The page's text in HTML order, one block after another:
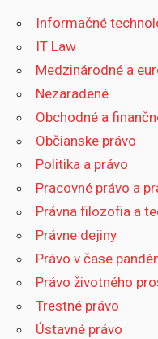
Informačné
IT Law
Medzinárodné a
Nezaradené
Obchodné a
Občianske právo
Politika a právo
Pracovné právo a
Právna filozofia a
Právne dejiny
Právo v čase
Právo životného
Trestné právo
Ústavné právo